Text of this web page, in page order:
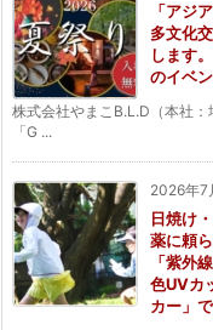
「アジ
多文化
します
のイベ
株式会社やまこB.L.D（本社
「G ...
2026年7
日焼け
薬に頼
「紫外
色UVカ
カー」で